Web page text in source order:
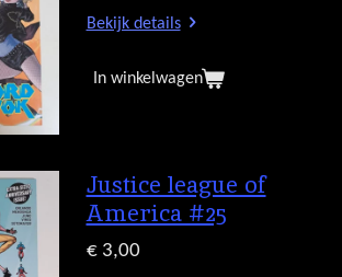
Bekijk details
In winkelwagen
Justice league of
America #25
€ 3,00